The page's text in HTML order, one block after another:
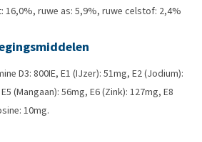
16,0%, ruwe as: 5,9%, ruwe celstof: 2,4%
D3: 800IE, E1 (IJzer): 51mg, E2 (Jodium):
(Mangaan): 56mg, E6 (Zink): 127mg, E8
10mg.